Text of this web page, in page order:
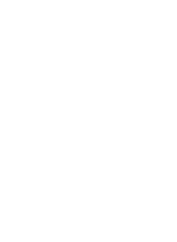
Den första Rave RE byggdes
Den representerade kulmen av
program och genomsyrades
erfarenheter och framgångar
2009: ERAN FÖR